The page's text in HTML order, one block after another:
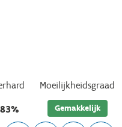
Moeilijkheidsgraad
Gemakkelijk